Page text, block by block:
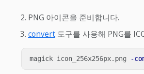
PNG 아이콘을 준비합니다.
convert도구를 사용해 PNG를
magick icon_256x256px.png -